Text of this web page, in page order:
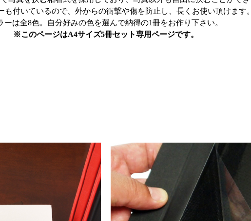
も付いているので、外からの衝撃や傷を防止し、長くお使い頂けます。
ーは全8色。自分好みの色を選んで納得の1冊をお作り下さい。
※このページはA4サイズ5冊セット専用ページです。